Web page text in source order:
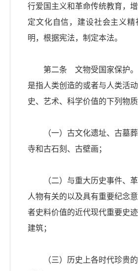
行爱国主义和革命传统教育，
定文化自信，建设社会主义
明，根据宪法，制定本法。
第二条 文物受国家保护。
是指人类创造的或者与人类活
史、艺术、科学价值的下列物质
（一）古文化遗址、古墓葬
寺和古石刻、古壁画；
（二）与重大历史事件、革
人物有关的以及具有重要纪念
者史料价值的近代现代重要史
建筑；
（三）历史上各时代珍贵的